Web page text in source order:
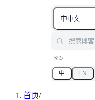
中中文
中 EN
首页/